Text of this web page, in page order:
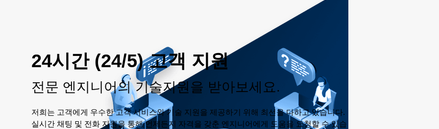
24시간 (24/5) 고객 지원
전문 엔지니어의 기술지원을 받아보세요.
저희는 고객에게 우수한 고객 서비스와 기술 지원을 제공하기 위해 최선을 다하고 있습니다.
실시간 채팅 및 전화 지원을 통해 언제든지 자격을 갖춘 엔지니어에게 도움을 요청할 수 있습